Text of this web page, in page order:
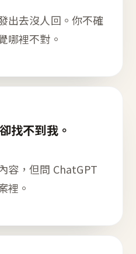
出去沒人回。你不確
哪裡不對。
找不到我。
容，但問 ChatGPT
裡。